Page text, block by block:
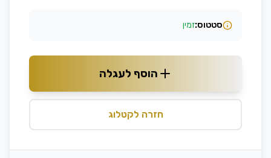
סטטוס:זמין
הוסף לעגלה
חזרה לקטלוג